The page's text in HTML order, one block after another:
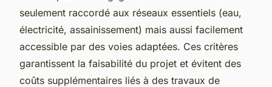
seulement raccordé aux réseaux essentiels (eau,
électricité, assainissement) mais aussi facilement
accessible par des voies adaptées. Ces critères
garantissent la faisabilité du projet et évitent des
coûts supplémentaires liés à des travaux de